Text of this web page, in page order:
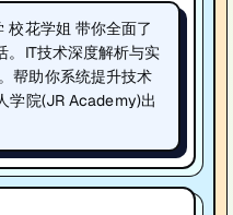
校花学姐 带你全面了
。IT技术深度解析与实
帮助你系统提升技术
学院(JR Academy)出